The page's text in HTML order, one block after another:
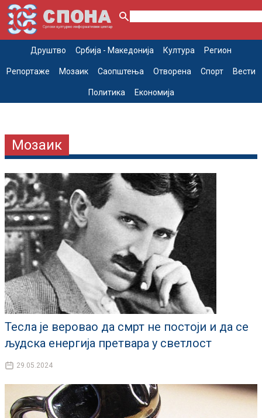
Друштво Србија - Македонија Култура Регион
Репортаже Мозаик Саопштења Отворена Спорт Вести
Политика Економија
Мозаик
Тесла је веровао да смрт не постоји и да се
људска енергија претвара у светлост
29.05.2024